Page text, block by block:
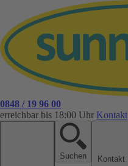
0848 / 19 96 00
erreichbar bis 18:00 Uhr Kontakt
Suchen